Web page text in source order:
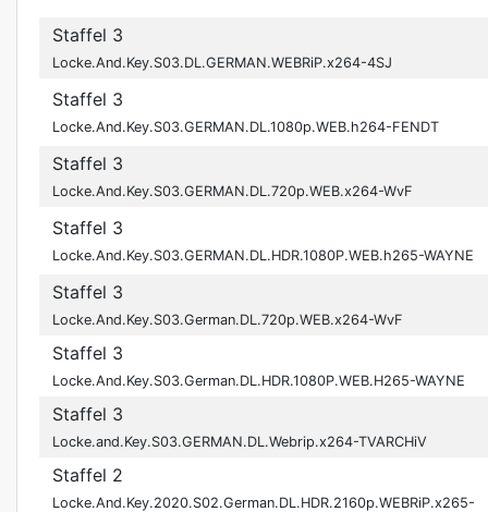
Staffel 3
Locke.And.Key.S03.DL.GERMAN.WEBRiP.x264-4SJ
Staffel 3
Locke.And.Key.S03.GERMAN.DL.1080p.WEB.h264-FENDT
Staffel 3
Locke.And.Key.S03.GERMAN.DL.720p.WEB.x264-WvF
Staffel 3
Locke.And.Key.S03.GERMAN.DL.HDR.1080P.WEB.h265-WAYNE
Staffel 3
Locke.And.Key.S03.German.DL.720p.WEB.x264-WvF
Staffel 3
Locke.And.Key.S03.German.DL.HDR.1080P.WEB.H265-WAYNE
Staffel 3
Locke.and.Key.S03.GERMAN.DL.Webrip.x264-TVARCHiV
Staffel 2
Locke.And.Key.2020.S02.German.DL.HDR.2160p.WEBRiP.x265-